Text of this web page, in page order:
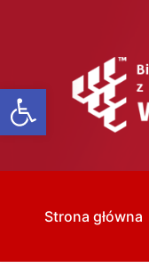
Open toolbar
Strona główna